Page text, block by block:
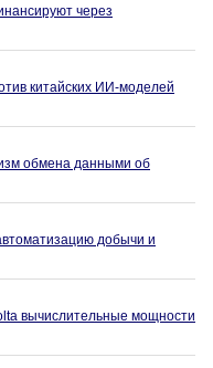
через
китайских ИИ-моделей
обмена данными об
добычи и
вычислительные мощности